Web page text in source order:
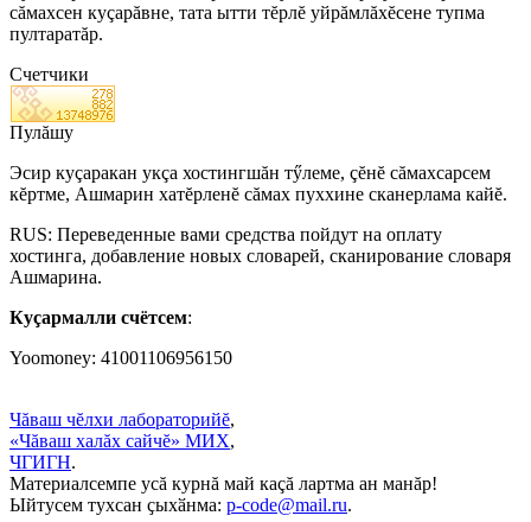
сăмахсен куçарăвне, тата ытти тĕрлĕ уйрăмлăхĕсене тупма
пултаратăр.
Счетчики
Пулăшу
Эсир куçаракан укçа хостингшăн тӳлеме, çĕнĕ сăмахсарсем
кĕртме, Ашмарин хатĕрленĕ сăмах пуххине сканерлама кайĕ.
RUS: Переведенные вами средства пойдут на оплату
хостинга, добавление новых словарей, сканирование словаря
Ашмарина.
Куçармалли счётсем:
Yoomoney: 41001106956150
Чăваш чĕлхи лабораторийĕ,
«Чăваш халăх сайчĕ» МИХ,
ЧГИГН.
Материалсемпе усă курнă май каçă лартма ан манăр!
Ыйтусем тухсан ҫыхӑнма: p-code@mail.ru.